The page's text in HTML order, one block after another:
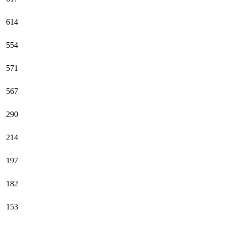
614
554
571
567
290
214
197
182
153